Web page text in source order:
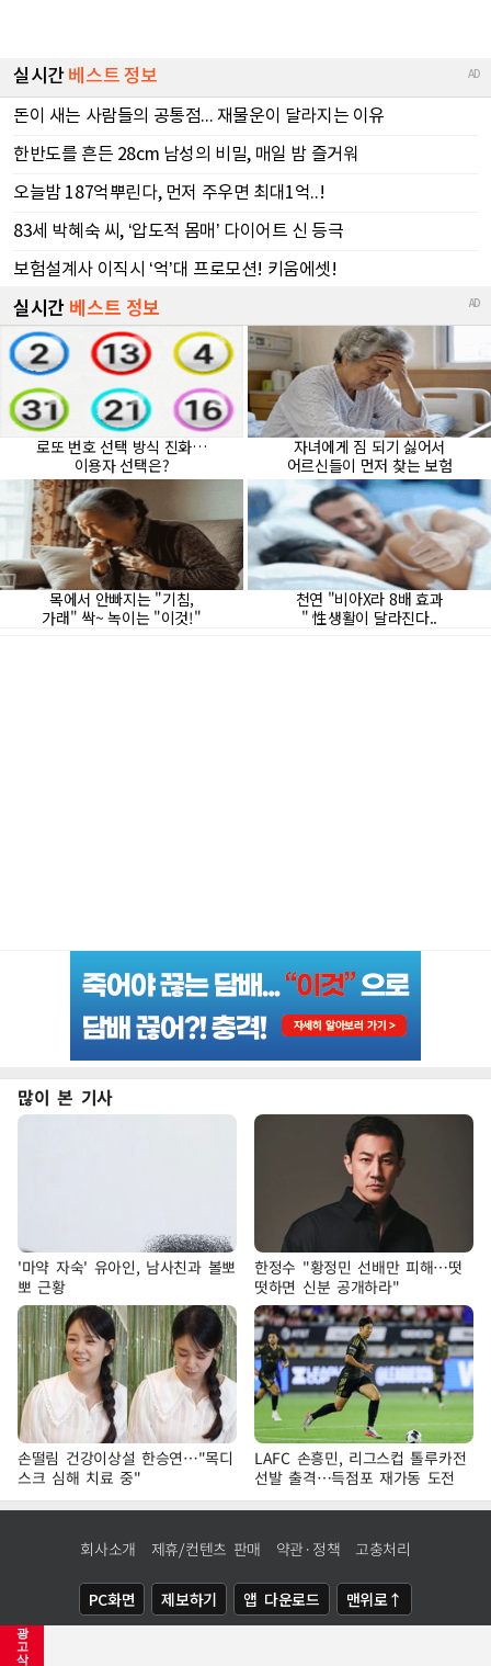
광
고
삭
많이 본 기사
'마약 자숙' 유아인, 남사친과 볼뽀
뽀 근황
한정수 "황정민 선배만 피해…떳
떳하면 신분 공개하라"
손떨림 건강이상설 한승연…"목디
스크 심해 치료 중"
LAFC 손흥민, 리그스컵 톨루카전
선발 출격…득점포 재가동 도전
회사소개 제휴/컨텐츠 판매 약관·정책 고충처리
PC화면 제보하기 앱 다운로드 맨위로↑